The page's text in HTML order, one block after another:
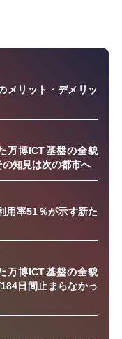
メリット・デメリッ
万博ICT基盤の全貌
知見は次の都市へ
用率51％が示す新た
万博ICT基盤の全貌
日間止まらなかっ